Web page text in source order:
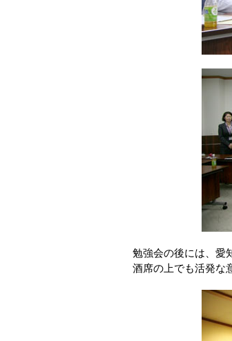
勉強会の後には、愛
酒席の上でも活発な